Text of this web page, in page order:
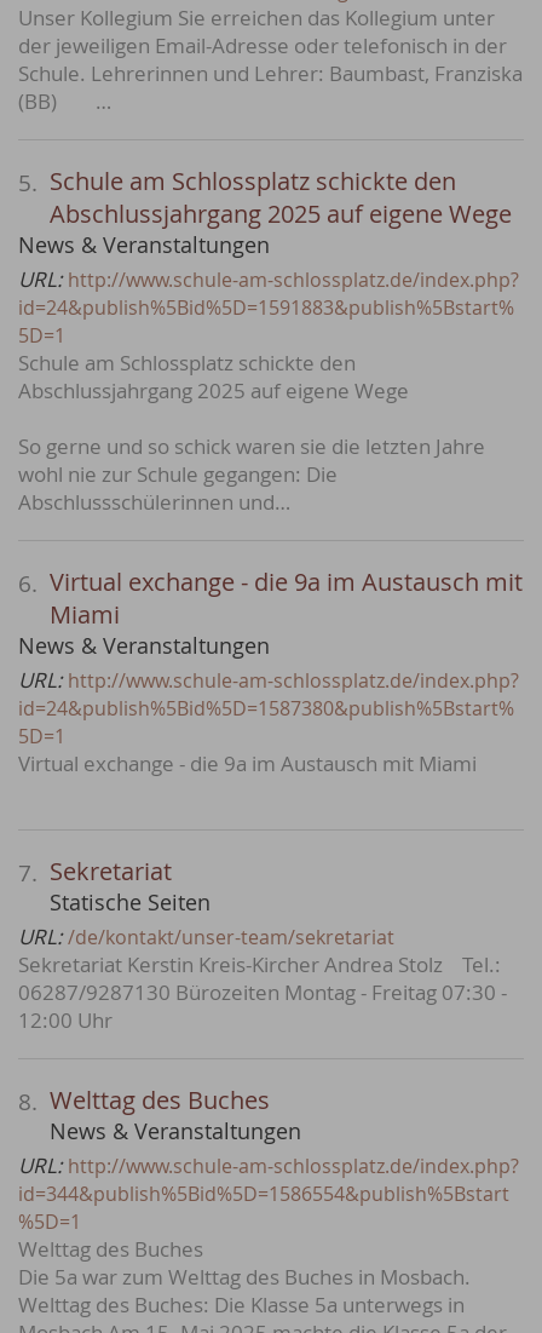
Unser Kollegium Sie erreichen das Kollegium unter
der jeweiligen Email-Adresse oder telefonisch in der
Schule. Lehrerinnen und Lehrer: Baumbast, Franziska
(BB) …
5. Schule am Schlossplatz schickte den
Abschlussjahrgang 2025 auf eigene Wege
News & Veranstaltungen
URL: http://www.schule-am-schlossplatz.de/index.php?
id=24&publish%5Bid%5D=1591883&publish%5Bstart%
5D=1
Schule am Schlossplatz schickte den
Abschlussjahrgang 2025 auf eigene Wege
So gerne und so schick waren sie die letzten Jahre
wohl nie zur Schule gegangen: Die
Abschlussschülerinnen und…
6. Virtual exchange - die 9a im Austausch mit
Miami
News & Veranstaltungen
URL: http://www.schule-am-schlossplatz.de/index.php?
id=24&publish%5Bid%5D=1587380&publish%5Bstart%
5D=1
Virtual exchange - die 9a im Austausch mit Miami
7. Sekretariat
Statische Seiten
URL:/de/kontakt/unser-team/sekretariat
Sekretariat Kerstin Kreis-Kircher Andrea Stolz Tel.:
06287/9287130 Bürozeiten Montag - Freitag 07:30 -
12:00 Uhr
8. Welttag des Buches
News & Veranstaltungen
URL: http://www.schule-am-schlossplatz.de/index.php?
id=344&publish%5Bid%5D=1586554&publish%5Bstart
%5D=1
Welttag des Buches
Die 5a war zum Welttag des Buches in Mosbach.
Welttag des Buches: Die Klasse 5a unterwegs in